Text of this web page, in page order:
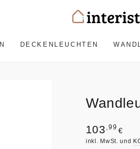
DECKENLEUCHTEN
Regulärer
Preis
103 ,99 €
inkl. MwSt. und